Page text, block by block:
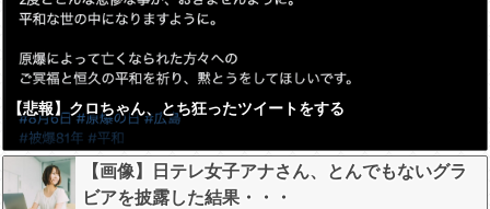
【悲報】クロちゃん、とち狂ったツイートをする
【画像】日テレ女子アナさん、とんでもないグラ
ビアを披露した結果・・・